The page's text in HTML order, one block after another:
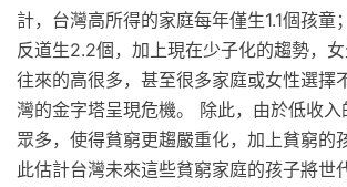
計，台灣高所得的家庭每年僅生1.1個孩童
反道生2.2個，加上現在少子化的趨勢，
往來的高很多，甚至很多家庭或女性選擇
灣的金字塔呈現危機。 除此，由於低收
眾多，使得貧窮更趨嚴重化，加上貧窮的
此估計台灣未來這些貧窮家庭的孩子將世